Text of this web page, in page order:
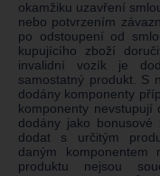
okamžiku uzavření
nebo potvrzením
po odstoupení od
kupujícího zboží
invalidní vozík je
samostatný produkt. S
dodány komponenty
komponenty
dodány jako
dodat s určitým
daným komponentem
produktu nejsou